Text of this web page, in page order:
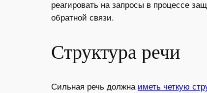
реагировать на запросы в процессе
обратной связи.
Структура речи
Сильная речь должна иметь четкую